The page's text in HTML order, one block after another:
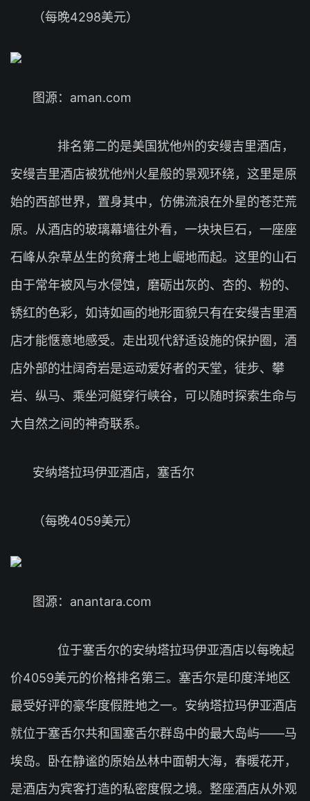
（每晚4298美元）
图源：aman.com
排名第二的是美国犹他州的安缦吉里酒店，
安缦吉里酒店被犹他州火星般的景观环绕，这里是原
始的西部世界，置身其中，仿佛流浪在外星的苍茫荒
原。从酒店的玻璃幕墙往外看，一块块巨石，一座座
石峰从杂草丛生的贫瘠土地上崛地而起。这里的山石
由于常年被风与水侵蚀，磨砺出灰的、杏的、粉的、
锈红的色彩，如诗如画的地形面貌只有在安缦吉里酒
店才能惬意地感受。走出现代舒适设施的保护圈，酒
店外部的壮阔奇岩是运动爱好者的天堂，徒步、攀
岩、纵马、乘坐河艇穿行峡谷，可以随时探索生命与
大自然之间的神奇联系。
安纳塔拉玛伊亚酒店，塞舌尔
（每晚4059美元）
图源：anantara.com
位于塞舌尔的安纳塔拉玛伊亚酒店以每晚起
价4059美元的价格排名第三。塞舌尔是印度洋地区
最受好评的豪华度假胜地之一。安纳塔拉玛伊亚酒店
就位于塞舌尔共和国塞舌尔群岛中的最大岛屿——马
埃岛。卧在静谧的原始丛林中面朝大海，春暖花开，
是酒店为宾客打造的私密度假之境。整座酒店从外观